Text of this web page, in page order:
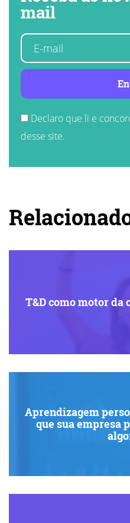
mail
Declaro que li e
desse site.
T&D como motor
Aprendizagem
que sua empresa